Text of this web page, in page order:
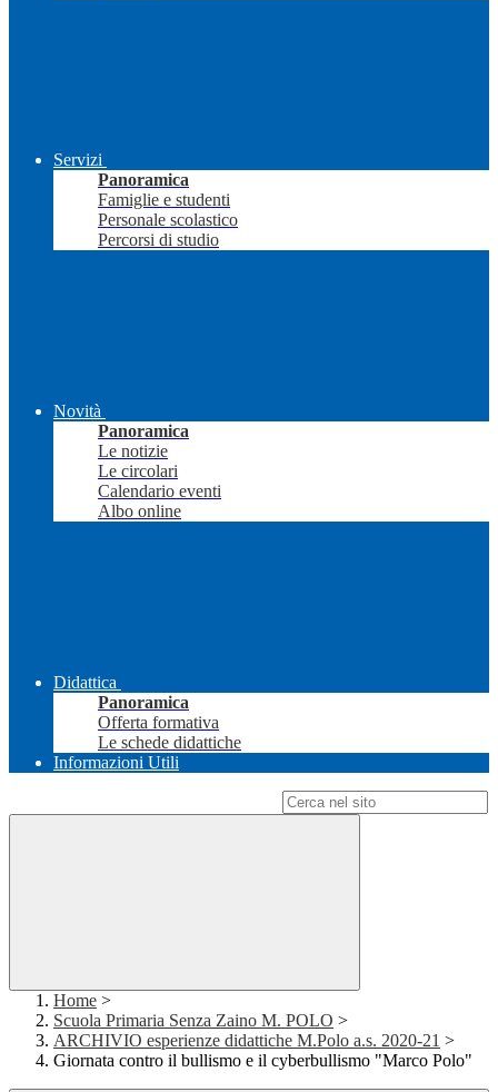
Servizi
Panoramica
Famiglie e studenti
Personale scolastico
Percorsi di studio
Novità
Panoramica
Le notizie
Le circolari
Calendario eventi
Albo online
Didattica
Panoramica
Offerta formativa
Le schede didattiche
Informazioni Utili
Home >
Scuola Primaria Senza Zaino M. POLO >
ARCHIVIO esperienze didattiche M.Polo a.s. 2020-21 >
Giornata contro il bullismo e il cyberbullismo "Marco Polo"